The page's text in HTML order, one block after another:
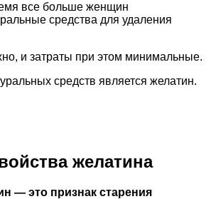
все больше женщин
средства для удаления
и затраты при этом минимальные.
средств является желатин.
желатина
— это признак старения